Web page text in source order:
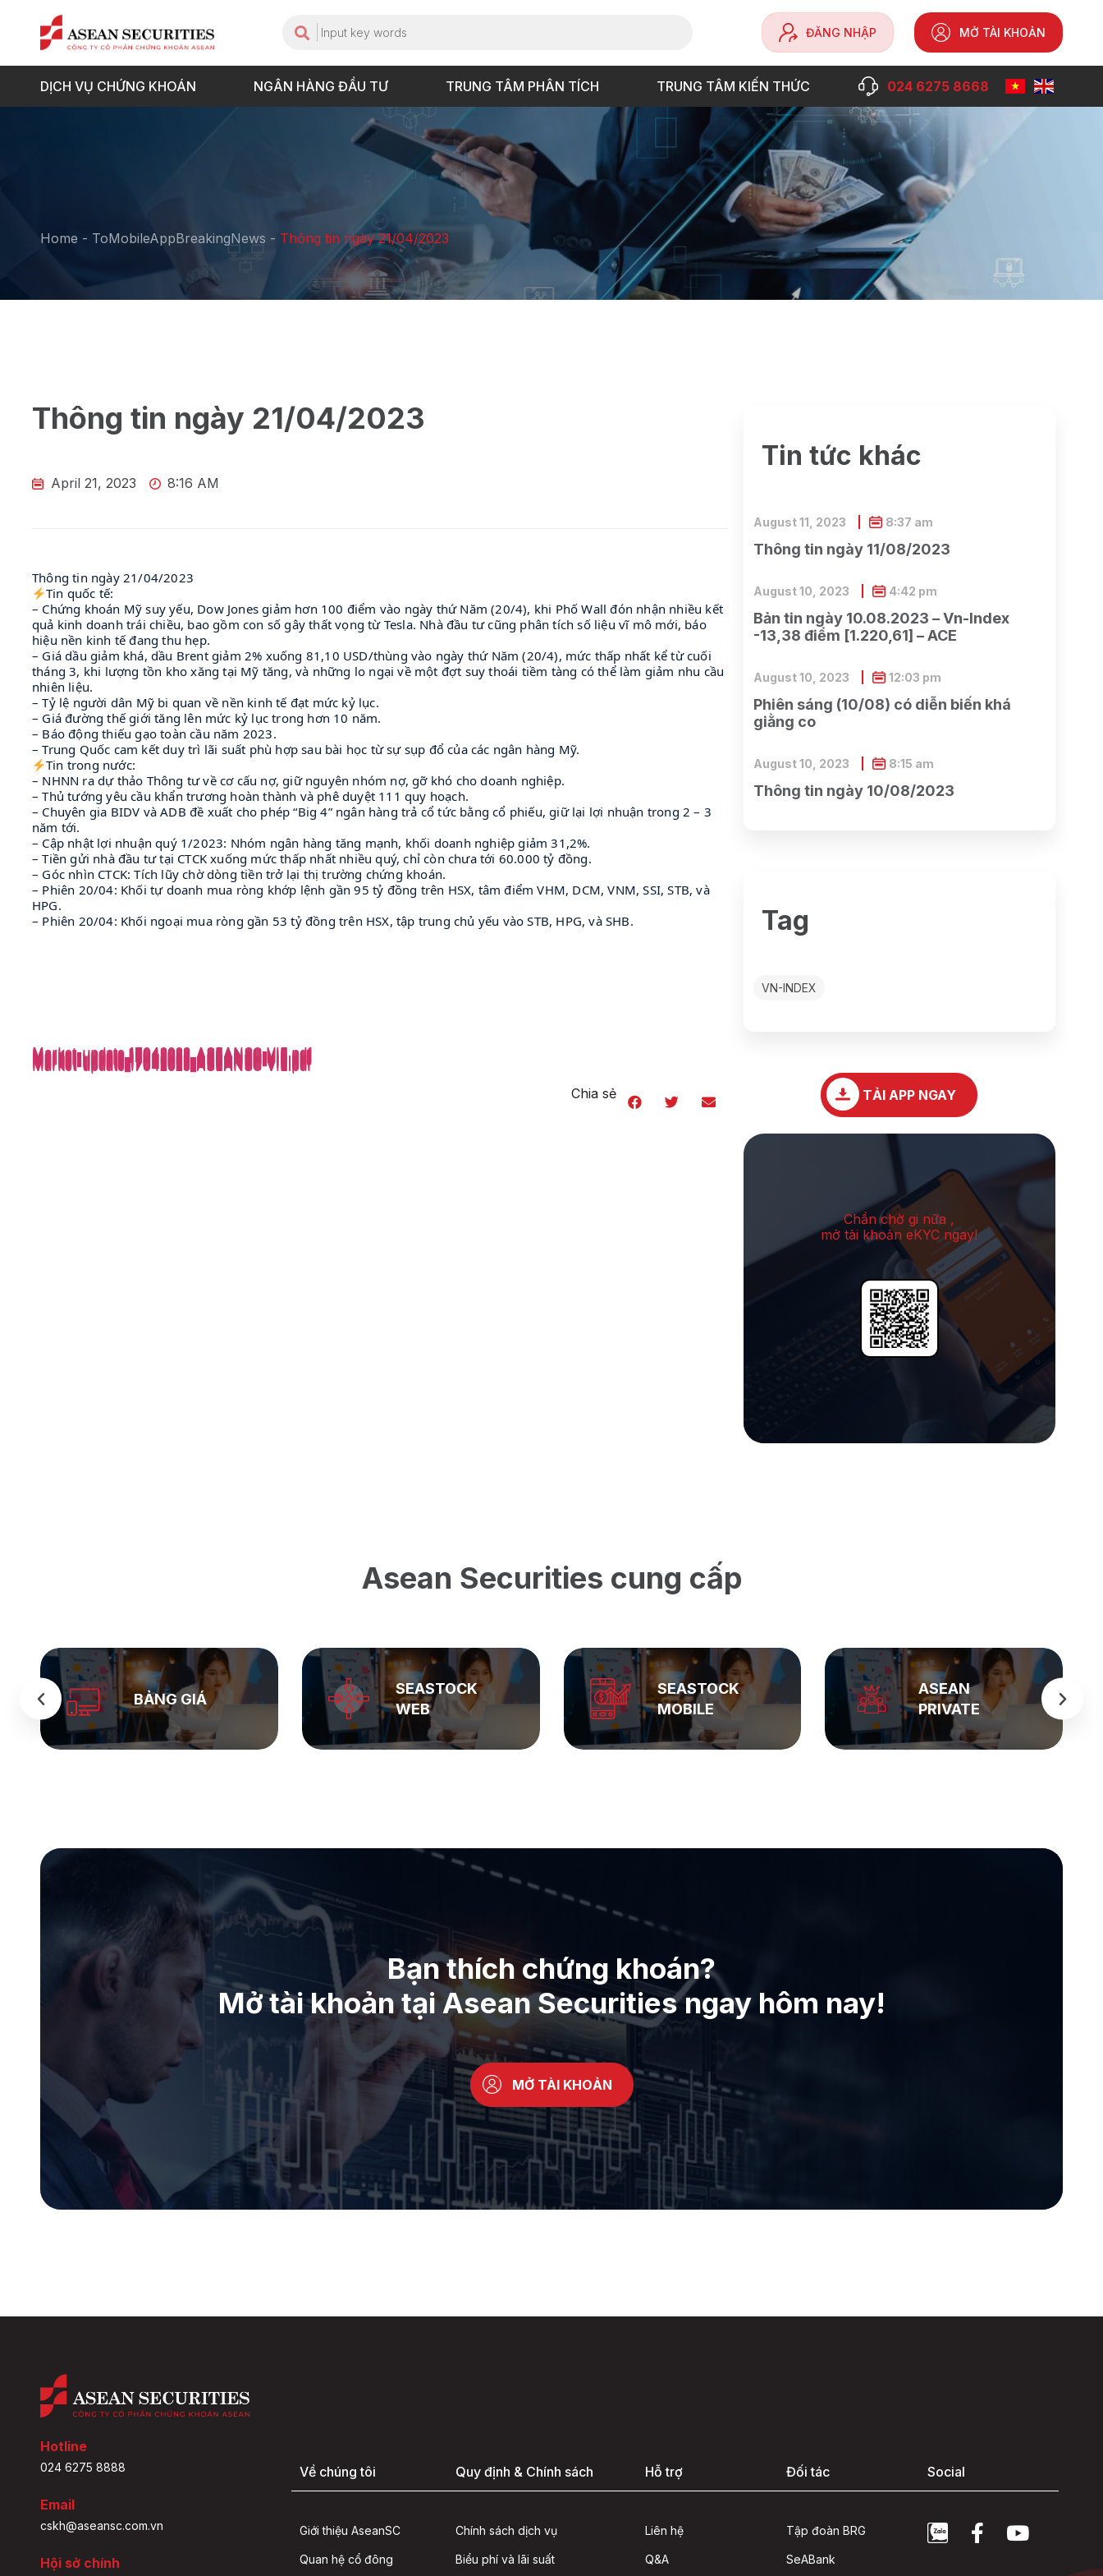
ĐĂNG NHẬP MỞ TÀI KHOẢN
DỊCH VỤ CHỨNG KHOÁN NGÂN HÀNG ĐẦU TƯ TRUNG TÂM PHÂN TÍCH TRUNG TÂM KIẾN THỨC 024 6275 8668
Home - ToMobileAppBreakingNews - Thông tin ngày 21/04/2023
Thông tin ngày 21/04/2023
April 21, 2023 8:16 AM
Thông tin ngày 21/04/2023
Tin quốc tế:
– Chứng khoán Mỹ suy yếu, Dow Jones giảm hơn 100 điểm vào ngày thứ Năm (20/4), khi Phố Wall đón nhận nhiều kết
quả kinh doanh trái chiều, bao gồm con số gây thất vọng từ Tesla. Nhà đầu tư cũng phân tích số liệu vĩ mô mới, báo
hiệu nền kinh tế đang thu hẹp.
– Giá dầu giảm khá, dầu Brent giảm 2% xuống 81,10 USD/thùng vào ngày thứ Năm (20/4), mức thấp nhất kể từ cuối
tháng 3, khi lượng tồn kho xăng tại Mỹ tăng, và những lo ngại về một đợt suy thoái tiềm tàng có thể làm giảm nhu cầu
nhiên liệu.
– Tỷ lệ người dân Mỹ bi quan về nền kinh tế đạt mức kỷ lục.
– Giá đường thế giới tăng lên mức kỷ lục trong hơn 10 năm.
– Báo động thiếu gạo toàn cầu năm 2023.
– Trung Quốc cam kết duy trì lãi suất phù hợp sau bài học từ sự sụp đổ của các ngân hàng Mỹ.
Tin trong nước:
– NHNN ra dự thảo Thông tư về cơ cấu nợ, giữ nguyên nhóm nợ, gỡ khó cho doanh nghiệp.
– Thủ tướng yêu cầu khẩn trương hoàn thành và phê duyệt 111 quy hoạch.
– Chuyên gia BIDV và ADB đề xuất cho phép “Big 4” ngân hàng trả cổ tức bằng cổ phiếu, giữ lại lợi nhuận trong 2 – 3
năm tới.
– Cập nhật lợi nhuận quý 1/2023: Nhóm ngân hàng tăng mạnh, khối doanh nghiệp giảm 31,2%.
– Tiền gửi nhà đầu tư tại CTCK xuống mức thấp nhất nhiều quý, chỉ còn chưa tới 60.000 tỷ đồng.
– Góc nhìn CTCK: Tích lũy chờ dòng tiền trở lại thị trường chứng khoán.
– Phiên 20/04: Khối tự doanh mua ròng khớp lệnh gần 95 tỷ đồng trên HSX, tâm điểm VHM, DCM, VNM, SSI, STB, và
HPG.
– Phiên 20/04: Khối ngoại mua ròng gần 53 tỷ đồng trên HSX, tập trung chủ yếu vào STB, HPG, và SHB.
Market-update_17042023_ASEANSC-VIE.pdf
Market-update_17042023_ASEANSC-VIE.pdf
Market-update_17042023_ASEANSC-VIE.pdf
Market-update_17042023_ASEANSC-VIE.pdf
Market-update_17042023_ASEANSC-VIE.pdf
Market-update_17042023_ASEANSC-VIE.pdf
Market-update_17042023_ASEANSC-VIE.pdf
Market-update_17042023_ASEANSC-VIE.pdf
Market-update_17042023_ASEANSC-VIE.pdf
Market-update_17042023_ASEANSC-VIE.pdf
Market-update_17042023_ASEANSC-VIE.pdf
Market-update_17042023_ASEANSC-VIE.pdf
Market-update_17042023_ASEANSC-VIE.pdf
Market-update_17042023_ASEANSC-VIE.pdf
Market-update_17042023_ASEANSC-VIE.pdf
Market-update_17042023_ASEANSC-VIE.pdf
Market-update_17042023_ASEANSC-VIE.pdf
Market-update_17042023_ASEANSC-VIE.pdf
Chia sẻ
Tin tức khác
Thông tin ngày 11/08/2023
August 11, 2023 8:37 am
Bản tin ngày 10.08.2023 – Vn-Index
-13,38 điểm [1.220,61] – ACE
August 10, 2023 4:42 pm
Phiên sáng (10/08) có diễn biến khá
giằng co
August 10, 2023 12:03 pm
Thông tin ngày 10/08/2023
August 10, 2023 8:15 am
Tag
VN-INDEX
TẢI APP NGAY
Chần chờ gi nữa ,
mở tài khoản eKYC ngay!
Asean Securities cung cấp
BẢNG GIÁ
SEASTOCK
WEB
SEASTOCK
MOBILE
ASEAN
PRIVATE
Bạn thích chứng khoán?
Mở tài khoản tại Asean Securities ngay hôm nay!
MỞ TÀI KHOẢN
Hotline
024 6275 8888
Email
cskh@aseansc.com.vn
Hội sở chính
Về chúng tôi
Giới thiệu AseanSC
Quan hệ cổ đông
Quy định & Chính sách
Chính sách dịch vụ
Biểu phí và lãi suất
Hỗ trợ
Liên hệ
Q&A
Đối tác
Tập đoàn BRG
SeABank
Social